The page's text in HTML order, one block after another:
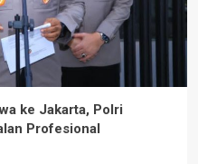
ke Jakarta, Polri
Profesional